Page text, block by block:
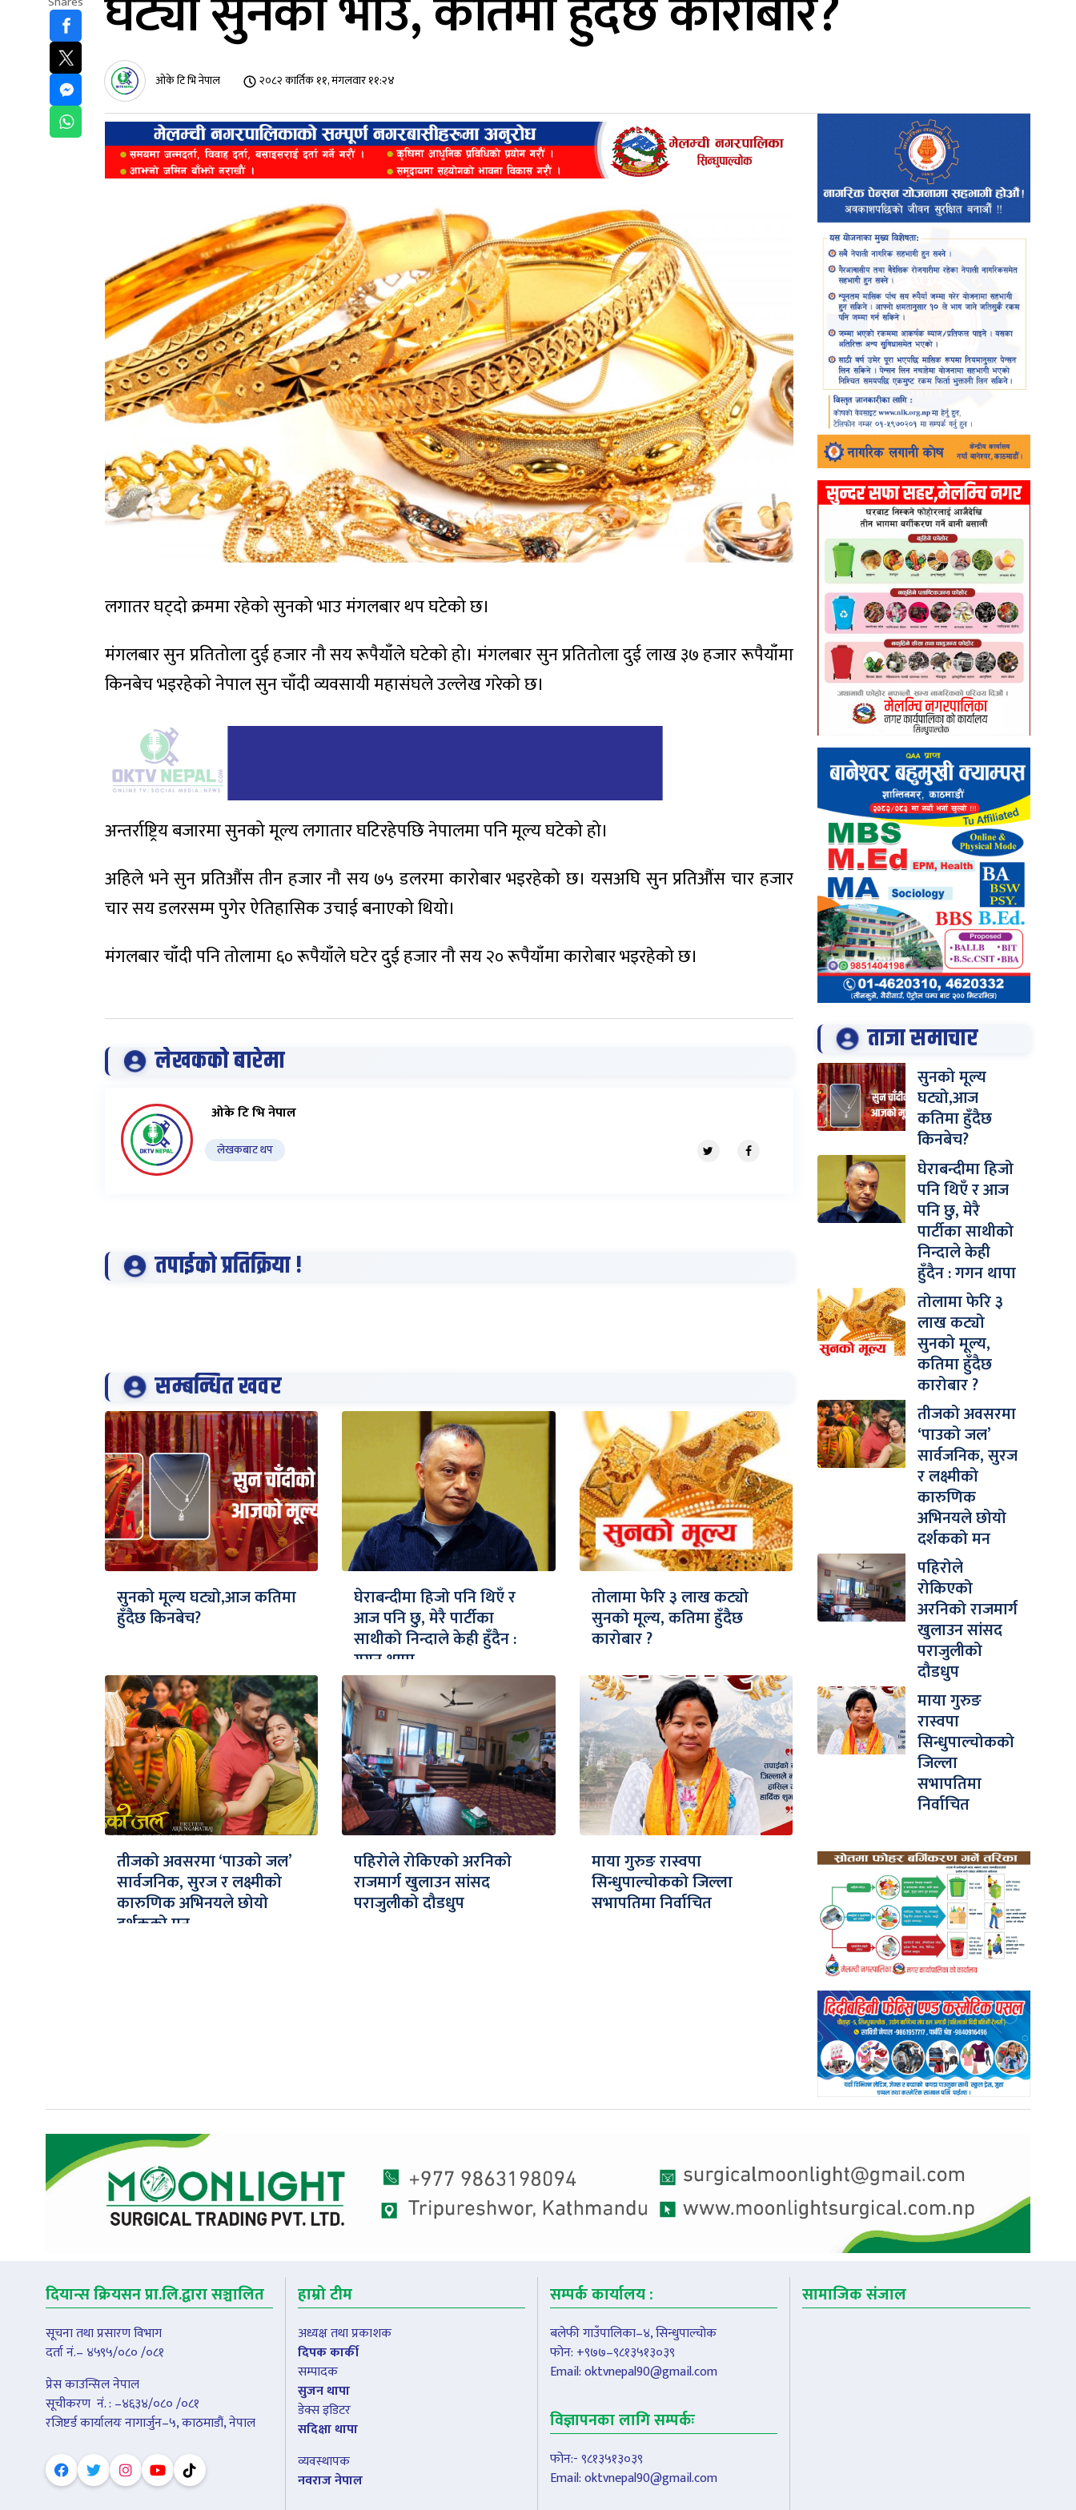
ओके टि भि नेपाल २०८२ कार्तिक ११, मंगलवार ११:२४
लगातर घट्दो क्रममा रहेको सुनको भाउ मंगलबार थप घटेको छ।
मंगलबार सुन प्रतितोला दुई हजार नौ सय रूपैयाँले घटेको हो। मंगलबार सुन प्रतितोला दुई लाख ३७ हजार रूपैयाँमा
किनबेच भइरहेको नेपाल सुन चाँदी व्यवसायी महासंघले उल्लेख गरेको छ।
अन्तर्राष्ट्रिय बजारमा सुनको मूल्य लगातार घटिरहेपछि नेपालमा पनि मूल्य घटेको हो।
अहिले भने सुन प्रतिऔंस तीन हजार नौ सय ७५ डलरमा कारोबार भइरहेको छ। यसअघि सुन प्रतिऔंस चार हजार
चार सय डलरसम्म पुगेर ऐतिहासिक उचाई बनाएको थियो।
मंगलबार चाँदी पनि तोलामा ६० रूपैयाँले घटेर दुई हजार नौ सय २० रूपैयाँमा कारोबार भइरहेको छ।
लेखकको बारेमा
ओके टि भि नेपाल
लेखकबाट थप
तपाईको प्रतिक्रिया !
सम्बन्धित खवर
सुनको मूल्य घट्यो,आज कतिमा
हुँदैछ किनबेच?
घेराबन्दीमा हिजो पनि थिएँ र
आज पनि छु, मेरै पार्टीका
साथीको निन्दाले केही हुँदैन :
गगन थापा
तोलामा फेरि ३ लाख कट्यो
सुनको मूल्य, कतिमा हुँदैछ
कारोबार ?
तीजको अवसरमा ‘पाउको जल’
सार्वजनिक, सुरज र लक्ष्मीको
कारुणिक अभिनयले छोयो
दर्शकको मन
पहिरोले रोकिएको अरनिको
राजमार्ग खुलाउन सांसद
पराजुलीको दौडधुप
माया गुरुङ रास्वपा
सिन्धुपाल्चोकको जिल्ला
सभापतिमा निर्वाचित
ताजा समाचार
सुनको मूल्य
घट्यो,आज
कतिमा हुँदैछ
किनबेच?
घेराबन्दीमा हिजो
पनि थिएँ र आज
पनि छु, मेरै
पार्टीका साथीको
निन्दाले केही
हुँदैन : गगन थापा
तोलामा फेरि ३
लाख कट्यो
सुनको मूल्य,
कतिमा हुँदैछ
कारोबार ?
तीजको अवसरमा
‘पाउको जल’
सार्वजनिक, सुरज
र लक्ष्मीको
कारुणिक
अभिनयले छोयो
दर्शकको मन
पहिरोले
रोकिएको
अरनिको राजमार्ग
खुलाउन सांसद
पराजुलीको
दौडधुप
माया गुरुङ
रास्वपा
सिन्धुपाल्चोकको
जिल्ला
सभापतिमा
निर्वाचित
दियान्स क्रियसन प्रा.लि.द्वारा सञ्चालित
सूचना तथा प्रसारण विभाग
दर्ता नं.– ४५९५/०८० /०८१
प्रेस काउन्सिल नेपाल
सूचीकरण नंं. : –४६३४/०८० /०८१
रजिष्टर्ड कार्यालयः नागार्जुन–५, काठमाडौं, नेपाल
हाम्रो टीम
अध्यक्ष तथा प्रकाशक
दिपक कार्की
सम्पादक
सुजन थापा
डेक्स इडिटर
सदिक्षा थापा
व्यवस्थापक
नवराज नेपाल
सम्पर्क कार्यालय :
बलेफी गाउँपालिका–४, सिन्धुपाल्चोक
फोन: +९७७–९८१३५१३०३९
Email:oktvnepal90@gmail.com
विज्ञापनका लागि सम्पर्कः
फोन:- ९८१३५१३०३९
Email:oktvnepal90@gmail.com
सामाजिक संजाल